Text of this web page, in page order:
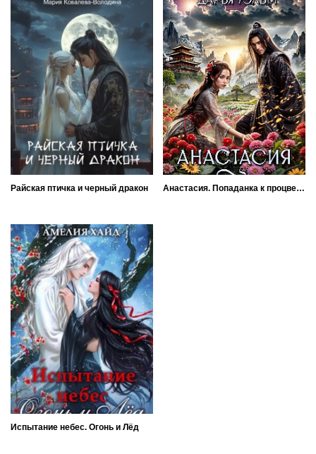
Райская птичка и черный дракон Анастасия. Попаданка к процветанию
Испытание небес. Огонь и Лёд